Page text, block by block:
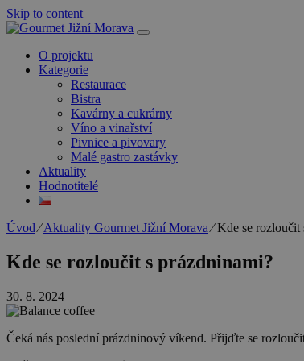
Skip to content
O projektu
Kategorie
Restaurace
Bistra
Kavárny a cukrárny
Víno a vinařství
Pivnice a pivovary
Malé gastro zastávky
Aktuality
Hodnotitelé
Úvod⁄Aktuality Gourmet Jižní Morava⁄Kde se rozloučit
Kde se rozloučit s prázdninami?
30. 8. 2024
Čeká nás poslední prázdninový víkend. Přijďte se